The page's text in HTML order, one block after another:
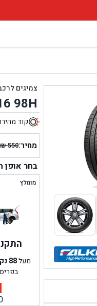
צמיגים
98H
קוד
מחיר: ₪550
היה:
הוא:
בחר אופן
מומלץ
מעל88